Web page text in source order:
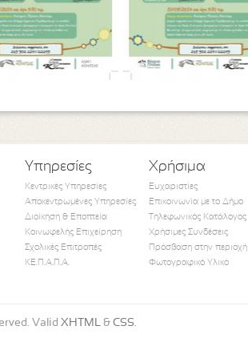
Υπηρεσίες
Κεντρικές Υπηρεσίες
Αποκεντρωμένες Υπηρεσίες
Διοίκηση & Εποπτεία
Κοινωφελής Επιχείρηση
Σχολικές Επιτροπές
ΚΕ.Π.Α.Π.Α.
Χρήσιμα
Ευχαριστίες
Επικοινωνία με το Δήμο
Τηλεφωνικός Κατάλογος
Χρήσιμες Συνδέσεις
Πρόσβαση στην περιοχή
Φωτογραφικό Υλικό
Follow UsWatch Us
Valid XHTML & CSS.